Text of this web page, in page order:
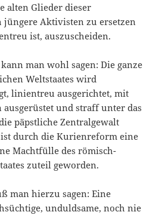
alten Glieder dieser
jüngere Aktivisten zu ersetzen
ist, auszuscheiden.
man wohl sagen: Die ganze
Weltstaates wird
linientreu ausgerichtet, mit
ausgerüstet und straff unter das
päpstliche Zentralgewalt
ist durch die Kurienreform eine
Machtfülle des römisch-
zuteil geworden.
man hierzu sagen: Eine
unduldsame, noch nie